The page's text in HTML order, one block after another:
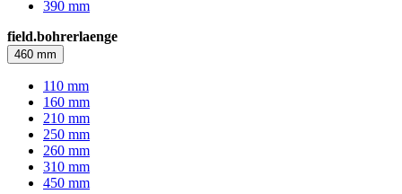
390 mm
field.bohrerlaenge
460 mm
110 mm
160 mm
210 mm
250 mm
260 mm
310 mm
450 mm